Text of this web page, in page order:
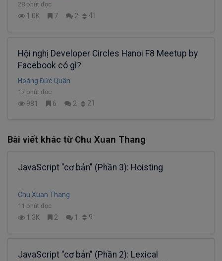
28 phút đọc
1.0K 7 2 41
Hội nghị Developer Circles Hanoi F8 Meetup by
Facebook có gì?
Hoàng Đức Quân
17 phút đọc
981 6 2 21
Bài viết khác từ Chu Xuan Thang
JavaScript "cơ bản" (Phần 3): Hoisting
Chu Xuan Thang
11 phút đọc
1.3K 2 1 9
JavaScript "cơ bản" (Phần 2): Lexical